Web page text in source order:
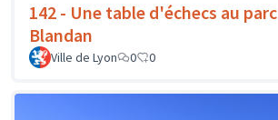
142 - Une table d'échecs au parc
Blandan
Ville de Lyon 0 0